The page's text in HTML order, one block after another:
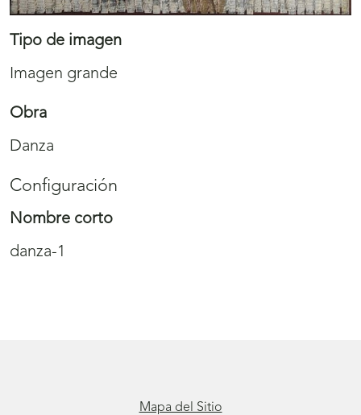
Tipo de imagen
Imagen grande
Obra
Danza
Configuración
Nombre corto
danza-1
Mapa del Sitio